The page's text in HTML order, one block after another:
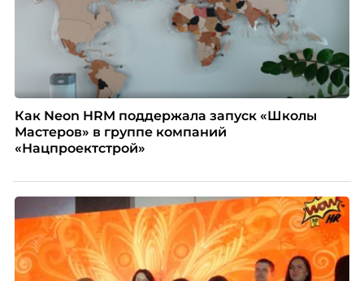
Как Neon HRM поддержала запуск «Школы
Мастеров» в группе компаний
«Нацпроектстрой»